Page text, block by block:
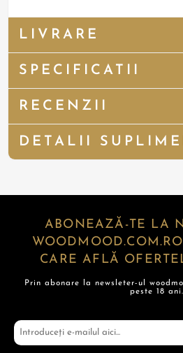
LIVRARE
SPECIFICATII
RECENZII
DETALII
ABONEAZĂ-TE LA
CARE AFLĂ
Prin abonare la newsleter-ul
peste 18 ani.